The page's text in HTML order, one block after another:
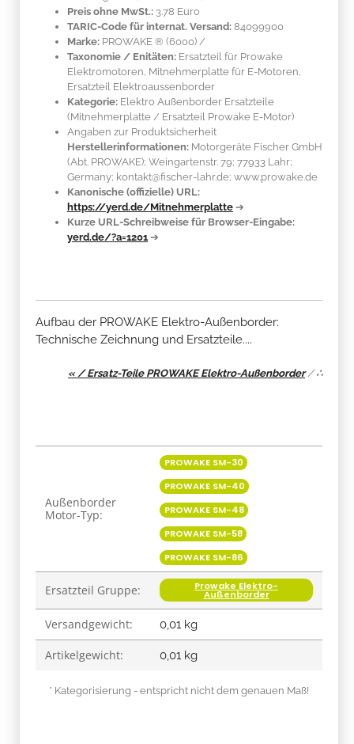
Preis ohne MwSt.: 3.78 Euro
TARIC-Code für internat. Versand: 84099900
Marke: PROWAKE ® (6000) /
Taxonomie / Enitäten: Ersatzteil für Prowake
Elektromotoren, Mitnehmerplatte für E-Motoren,
Ersatzteil Elektroaussenborder
Kategorie: Elektro Außenborder Ersatzteile
(Mitnehmerplatte / Ersatzteil Prowake E-Motor)
Angaben zur Produktsicherheit
Herstellerinformationen: Motorgeräte Fischer GmbH
(Abt. PROWAKE); Weingartenstr. 79; 77933 Lahr;
Germany; kontakt@fischer-lahr.de; www.prowake.de
Kanonische (offizielle) URL:
https://yerd.de/Mitnehmerplatte ➔
Kurze URL-Schreibweise für Browser-Eingabe:
yerd.de/?a=1201 ➔
Aufbau der PROWAKE Elektro-Außenborder:
Technische Zeichnung und Ersatzteile....
« / Ersatz-Teile PROWAKE Elektro-Außenborder/∴
Produkteigenschaft
Außenborder
Motor-Typ:
PROWAKE SM-30
PROWAKE SM-40
PROWAKE SM-48
PROWAKE SM-58
PROWAKE SM-86
Ersatzteil Gruppe: Prowake Elektro-
Außenborder
Versandgewicht: 0,01 kg
Artikelgewicht: 0,01 kg
* Kategorisierung - entspricht nicht dem genauen Maß!